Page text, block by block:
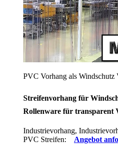
PVC Vorhang als Windschutz
Streifenvorhang für
Rollenware für transparent
Industrievorhang,
PVC Streifen:
Angebot